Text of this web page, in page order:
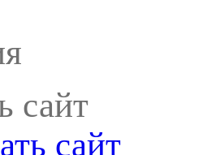
сайт
сайт